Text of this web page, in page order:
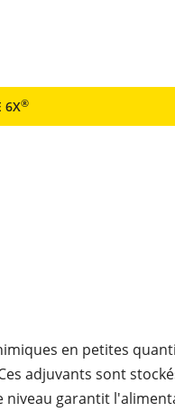
6X®
en petites
adjuvants sont
niveau garantit